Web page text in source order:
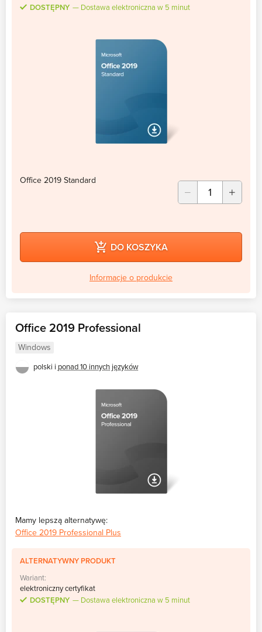
DOSTĘPNY
Dostawa elektroniczna w 5 minut
Office 2019 Standard
DO KOSZYKA
Informacje o produkcie
Office 2019 Professional
Windows
polski i ponad 10 innych języków
Mamy lepszą alternatywę:
Office 2019 Professional Plus
ALTERNATYWNY PRODUKT
Wariant:
elektroniczny certyfikat
DOSTĘPNY
Dostawa elektroniczna w 5 minut